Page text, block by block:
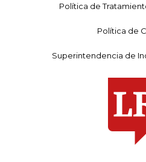
Política de
Política de
Superintendencia de